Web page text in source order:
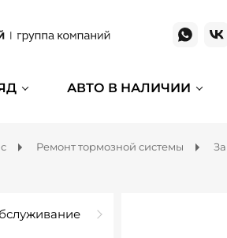
АВТО В НАЛИЧИИ
Ремонт тормозной системы